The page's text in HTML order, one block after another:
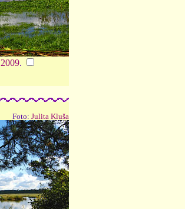
2009.
Foto: Julita Kluša